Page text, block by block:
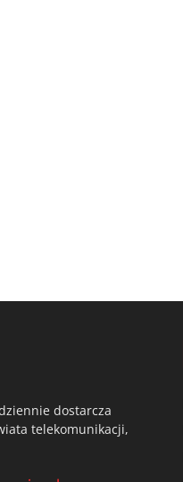
dostarcza
telekomunikacji,